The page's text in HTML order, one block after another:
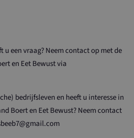
u een vraag? Neem contact op met de
en Eet Bewust via
bedrijfsleven en heeft u interesse in
Boert en Eet Bewust? Neem contact